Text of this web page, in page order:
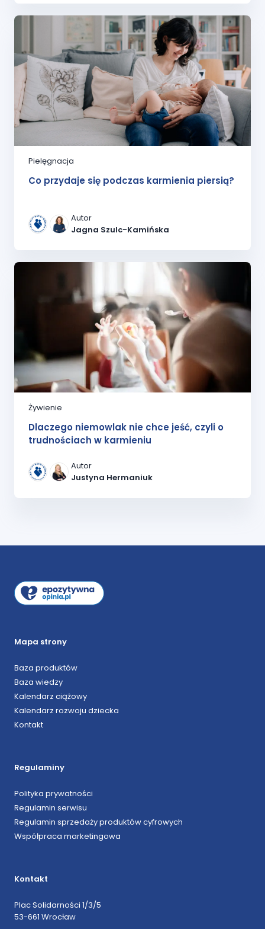
Pielęgnacja
Co przydaje się podczas karmienia piersią?
Autor
Jagna Szulc-Kamińska
Żywienie
Dlaczego niemowlak nie chce jeść, czyli o
trudnościach w karmieniu
Autor
Justyna Hermaniuk
Mapa strony
Baza produktów
Baza wiedzy
Kalendarz ciążowy
Kalendarz rozwoju dziecka
Kontakt
Regulaminy
Polityka prywatności
Regulamin serwisu
Regulamin sprzedaży produktów cyfrowych
Współpraca marketingowa
Kontakt
Plac Solidarności 1/3/5
53-661 Wrocław